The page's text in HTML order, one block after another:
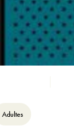
Adultes